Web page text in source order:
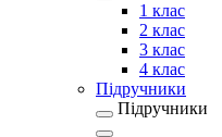
1 клас
2 клас
3 клас
4 клас
Підручники
Підручники